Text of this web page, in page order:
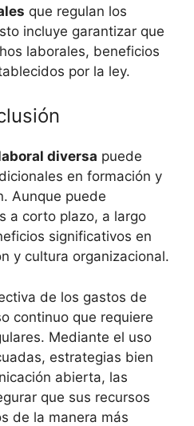
que regulan los
incluye garantizar que
laborales, beneficios
por la ley.
diversa puede
en formación y
Aunque puede
a corto plazo, a largo
significativos en
y cultura organizacional.
de los gastos de
continuo que requiere
Mediante el uso
estrategias bien
abierta, las
que sus recursos
de la manera más